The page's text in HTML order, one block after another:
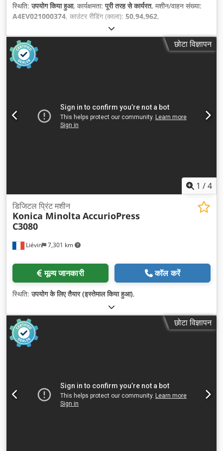
स्थिति:उपयोग किया हुआ, कार्यक्षमता:पूरी तरह से कार्यरत, मशीन/वाहन संख्या:
A4EV021000374, काउंटर रीडिंग (काला): 50,94,962,
छोटा विज्ञापन
1 /4
Liévin 7,301 km
डिजिटल प्रिंट मशीन
Konica Minolta AccurioPress
C3080
मूल्य जानकारी कॉल करें
स्थिति:उपयोग के लिए तैयार (इस्तेमाल किया हुआ),
छोटा विज्ञापन